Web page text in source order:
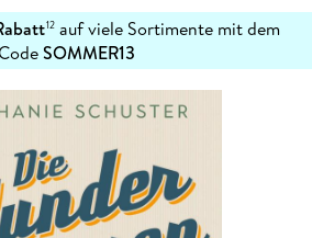
12auf viele Sortimente mit dem
CodeSOMMER13